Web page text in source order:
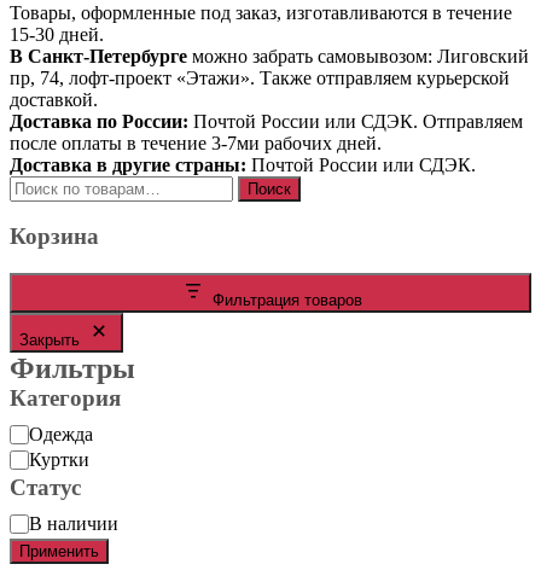
Товары, оформленные под заказ, изготавливаются в течение
15-30 дней.
В Санкт-Петербурге можно забрать самовывозом: Лиговский
пр, 74, лофт-проект «Этажи». Также отправляем курьерской
доставкой.
Доставка по России: Почтой России или СДЭК. Отправляем
после оплаты в течение 3-7ми рабочих дней.
Доставка в другие страны: Почтой России или СДЭК.
Искать:
Поиск
Корзина
Фильтрация товаров
Закрыть
Фильтры
Категория
Категория
Одежда
Куртки
Статус
Статус
В наличии
Применить